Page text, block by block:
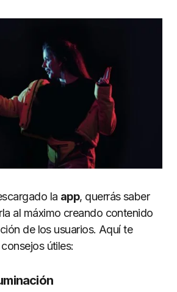
la app, querrás saber
al máximo creando contenido
de los usuarios. Aquí te
útiles: